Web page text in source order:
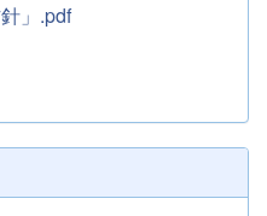
」.pdf